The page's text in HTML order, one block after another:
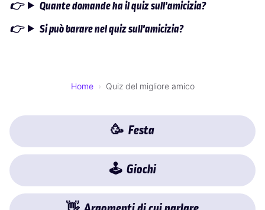
Quante domande ha il quiz sull'amicizia?
Si può barare nel quiz sull'amicizia?
Home Quiz del migliore amico
🥳 Festa
🕹 Giochi